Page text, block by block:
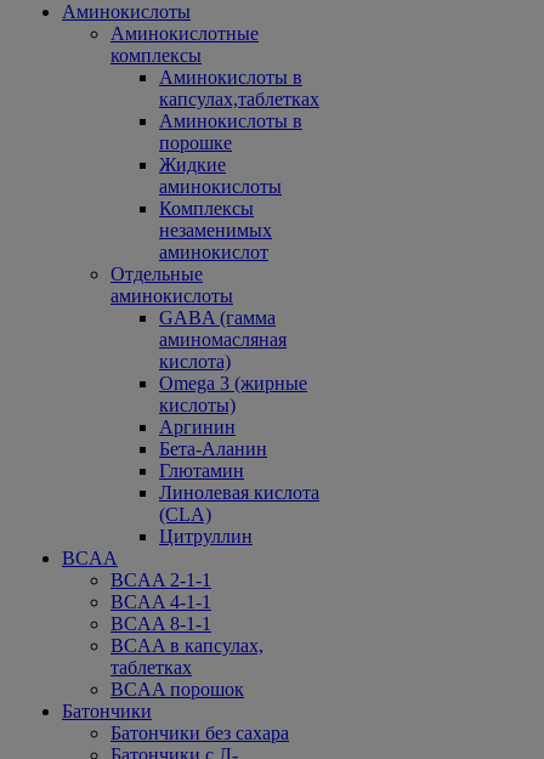
Аминокислоты
Аминокислотные
комплексы
Аминокислоты в
капсулах,таблетках
Аминокислоты в
порошке
Жидкие
аминокислоты
Комплексы
незаменимых
аминокислот
Отдельные
аминокислоты
GABA (гамма
аминомасляная
кислота)
Omega 3 (жирные
кислоты)
Аргинин
Бета-Аланин
Глютамин
Линолевая кислота
(CLA)
Цитруллин
BCAA
BCAA 2-1-1
BCAA 4-1-1
BCAA 8-1-1
BCAA в капсулах,
таблетках
BCAA порошок
Батончики
Батончики без сахара
Батончики с Л-